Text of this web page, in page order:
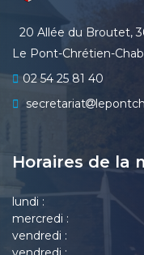
20 Allée du Broutet,
Le Pont-Chrétien-
02 54 25 81 40
secretariat
Horaires de la
lundi :
mercredi :
vendredi :